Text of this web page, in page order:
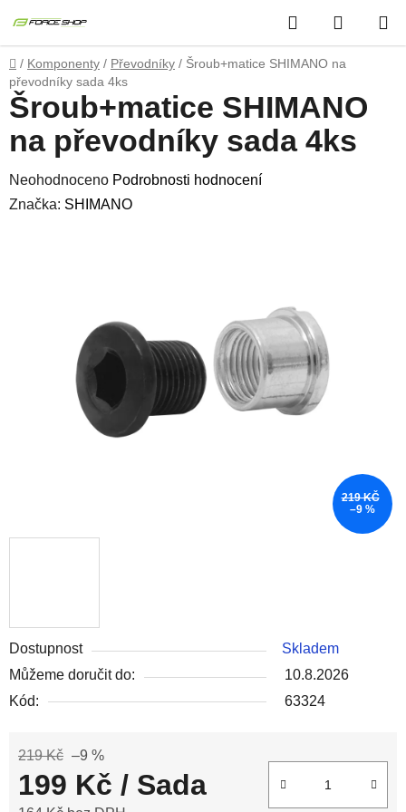
na
obsah
Hledat
KOŠÍK
Domů
/ Komponenty / Převodníky / Šroub+matice SHIMANO na
převodníky sada 4ks
Dostupnost
Skladem
Můžeme doručit do:
10.8.2026
Kód:
63324
219 Kč –9 %
199 Kč / Sada
Šroub+matice SHIMANO
na převodníky sada 4ks
Průměrné
hodnocení
Neohodnoceno Podrobnosti hodnocení
Značka: SHIMANO
219 KČ
–9 %